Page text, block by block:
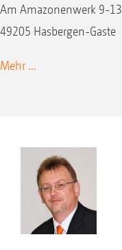
Am Amazonenwerk 9-13
49205 Hasbergen-Gaste
Mehr ...